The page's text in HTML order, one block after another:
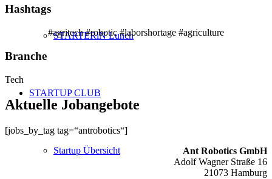
STARTERiN Lunch
STARTUP CLUB
Startup Übersicht
Hashtags
#agritech #robotic #laborshortage #agriculture
Branche
Tech
Aktuelle Jobangebote
[jobs_by_tag tag=“antrobotics“]
Ant Robotics GmbH
Adolf Wagner Straße 16
21073 Hamburg